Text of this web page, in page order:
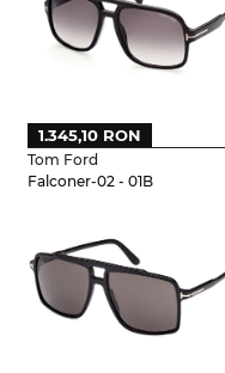
Tom Ford
Falconer-02 - 01B
1.345,10 RON